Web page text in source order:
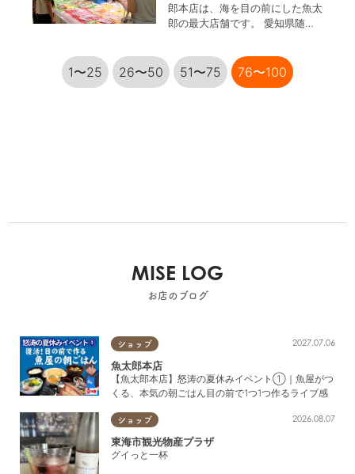
郎本店は、海を目の前にした魚太
郎の最大店舗です。 愛知県随一
活かし、その日に獲れたピチピチ
の魚貝類を、そのままの鮮度で販
魚市場に加えて、新鮮な魚を気軽
に食べられる３つの飲食施設があ
ります。 その中でも、手ぶらで
鮮魚市場で買った鮮魚を持ち込み
贅沢にお楽しみください！ 店内
仕込みのお惣菜や、すぐに食べら
れる刺身やお弁当など 鮮魚以外
待ちいたしております！ 休日の
おでかけに、ぜひお立ち寄りくだ
1〜25 26〜50 51〜75 76〜100
MISE LOG
お店のブログ
ショップ 2027.07.06
魚太郎本店
【魚太郎本店】怒涛の夏休みイベント①｜魚屋がつ
くる、本気の朝ごはん目の前で1つ1つ作るライブ感
ショップ 2026.08.07
東海市観光物産プラザ
グイっと一杯